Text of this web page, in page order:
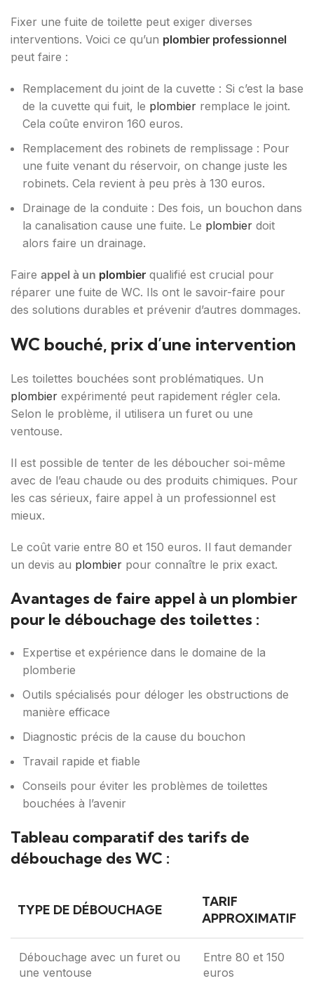
Fixer une fuite de toilette peut exiger diverses
interventions. Voici ce qu’un plombier professionnel
peut faire :
Remplacement du joint de la cuvette : Si c’est la base
de la cuvette qui fuit, le plombier remplace le joint.
Cela coûte environ 160 euros.
Remplacement des robinets de remplissage : Pour
une fuite venant du réservoir, on change juste les
robinets. Cela revient à peu près à 130 euros.
Drainage de la conduite : Des fois, un bouchon dans
la canalisation cause une fuite. Le plombier doit
alors faire un drainage.
Faire appel à un plombier qualifié est crucial pour
réparer une fuite de WC. Ils ont le savoir-faire pour
des solutions durables et prévenir d’autres dommages.
WC bouché, prix d’une intervention
Les toilettes bouchées sont problématiques. Un
plombier expérimenté peut rapidement régler cela.
Selon le problème, il utilisera un furet ou une
ventouse.
Il est possible de tenter de les déboucher soi-même
avec de l’eau chaude ou des produits chimiques. Pour
les cas sérieux, faire appel à un professionnel est
mieux.
Le coût varie entre 80 et 150 euros. Il faut demander
un devis au plombier pour connaître le prix exact.
Avantages de faire appel à un plombier
pour le débouchage des toilettes :
Expertise et expérience dans le domaine de la
plomberie
Outils spécialisés pour déloger les obstructions de
manière efficace
Diagnostic précis de la cause du bouchon
Travail rapide et fiable
Conseils pour éviter les problèmes de toilettes
bouchées à l’avenir
Tableau comparatif des tarifs de
débouchage des WC :
TYPE DE DÉBOUCHAGE
TARIF
APPROXIMATIF
Débouchage avec un furet ou
une ventouse
Entre 80 et 150
euros